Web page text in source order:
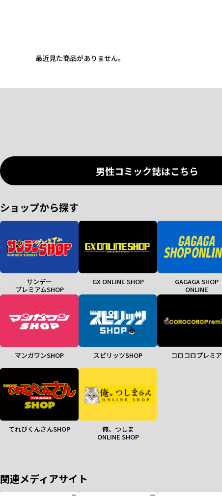
最近見た商品がありません。
男性コミック誌はこちら
ショップから探す
サンデー
プレミアムSHOP
GX ONLINE SHOP
GAGAGA SHOP
ONLINE
マンガワンSHOP スピリッツSHOP コロコロプレミア
てれびくんさんSHOP
俺、つしま
ONLINE SHOP
関連メディアサイト